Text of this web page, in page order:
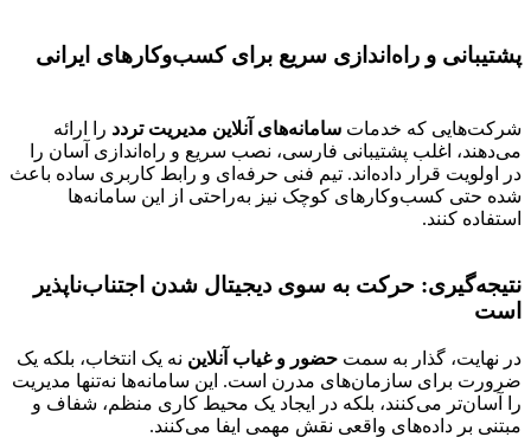
پشتیبانی و راه‌اندازی سریع برای کسب‌وکارهای ایرانی
شرکت‌هایی که خدمات سامانه‌های آنلاین مدیریت تردد را ارائه
می‌دهند، اغلب پشتیبانی فارسی، نصب سریع و راه‌اندازی آسان را
در اولویت قرار داده‌اند. تیم فنی حرفه‌ای و رابط کاربری ساده باعث
شده حتی کسب‌وکارهای کوچک نیز به‌راحتی از این سامانه‌ها
استفاده کنند.
نتیجه‌گیری: حرکت به سوی دیجیتال شدن اجتناب‌ناپذیر
است
در نهایت، گذار به سمت حضور و غیاب آنلاین نه یک انتخاب، بلکه یک
ضرورت برای سازمان‌های مدرن است. این سامانه‌ها نه‌تنها مدیریت
را آسان‌تر می‌کنند، بلکه در ایجاد یک محیط کاری منظم، شفاف و
مبتنی بر داده‌های واقعی نقش مهمی ایفا می‌کنند.